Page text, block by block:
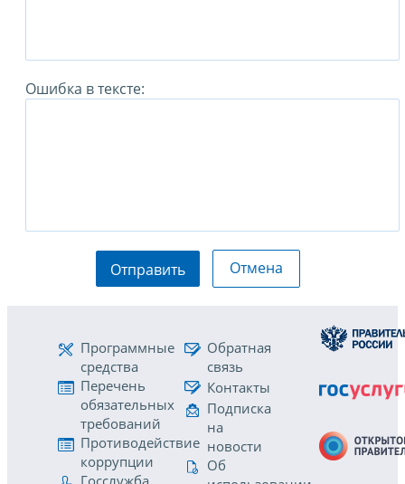
Ошибка в тексте:
Отправить Отмена
Программные
средства
Перечень
обязательных
требований
Противодействие
коррупции
Госслужба
Обратная
связь
Контакты
Подписка
на
новости
Об